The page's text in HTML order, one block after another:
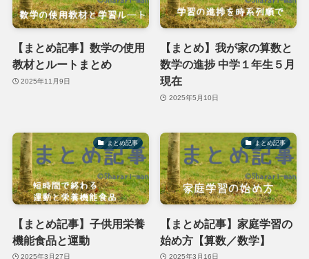
【まとめ記事】数学の使用
教材とルートまとめ
2025年11月9日
【まとめ】我が家の算数と
数学の進捗 中学１年生５月
現在
2025年5月10日
まとめ記事
【まとめ記事】子供用栄養
機能食品と運動
2025年3月27日
まとめ記事
【まとめ記事】家庭学習の
始め方【算数／数学】
2025年3月16日